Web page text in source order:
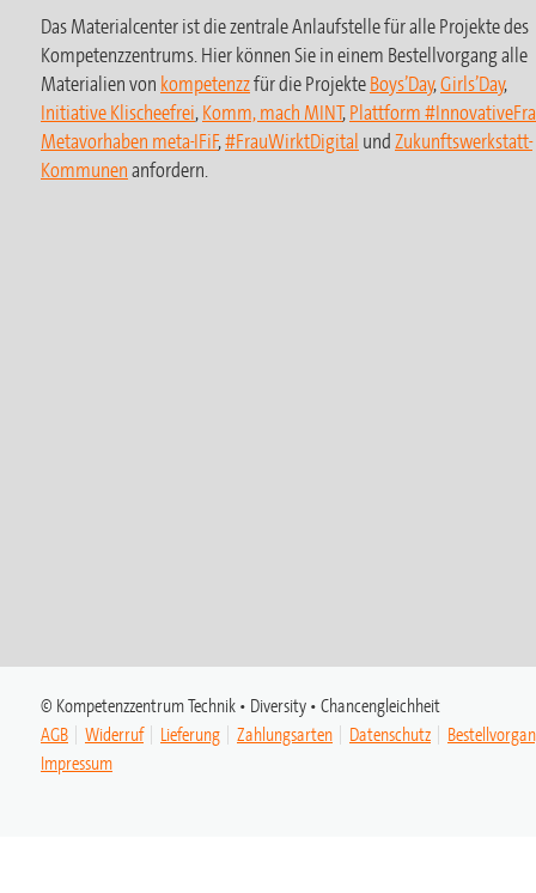
Das Materialcenter ist die zentrale Anlaufstelle für alle Projekte des
Kompetenzzentrums. Hier können Sie in einem Bestellvorgang alle
Materialien von kompetenzzfür die ProjekteBoys’Day,Girls’Day,
Initiative Klischeefrei,Komm, mach MINT,Plattform
Metavorhaben meta-IFiF,#FrauWirktDigital undZukunftswerkstatt-
Kommunenanfordern.
© Kompetenzzentrum Technik • Diversity • Chancengleichheit
AGB
Widerruf Lieferung Zahlungsarten Datenschutz
Impressum